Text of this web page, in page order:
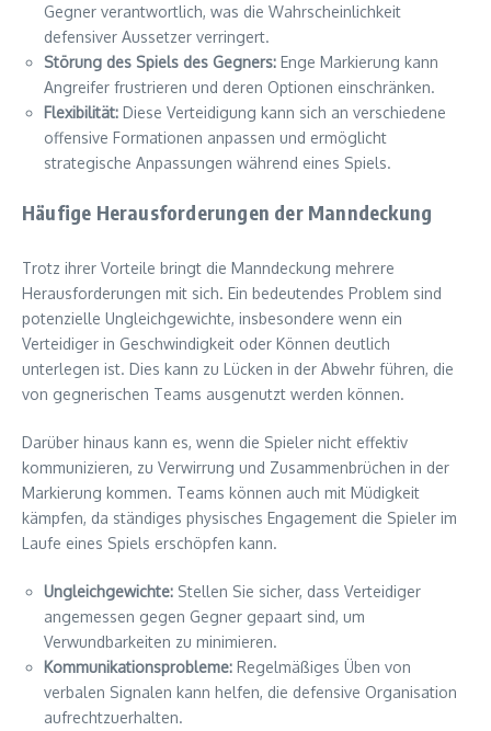
Gegner verantwortlich, was die Wahrscheinlichkeit
defensiver Aussetzer verringert.
Störung des Spiels des Gegners: Enge Markierung kann
Angreifer frustrieren und deren Optionen einschränken.
Flexibilität: Diese Verteidigung kann sich an verschiedene
offensive Formationen anpassen und ermöglicht
strategische Anpassungen während eines Spiels.
Häufige Herausforderungen der Manndeckung
Trotz ihrer Vorteile bringt die Manndeckung mehrere
Herausforderungen mit sich. Ein bedeutendes Problem sind
potenzielle Ungleichgewichte, insbesondere wenn ein
Verteidiger in Geschwindigkeit oder Können deutlich
unterlegen ist. Dies kann zu Lücken in der Abwehr führen, die
von gegnerischen Teams ausgenutzt werden können.
Darüber hinaus kann es, wenn die Spieler nicht effektiv
kommunizieren, zu Verwirrung und Zusammenbrüchen in der
Markierung kommen. Teams können auch mit Müdigkeit
kämpfen, da ständiges physisches Engagement die Spieler im
Laufe eines Spiels erschöpfen kann.
Ungleichgewichte: Stellen Sie sicher, dass Verteidiger
angemessen gegen Gegner gepaart sind, um
Verwundbarkeiten zu minimieren.
Kommunikationsprobleme: Regelmäßiges Üben von
verbalen Signalen kann helfen, die defensive Organisation
aufrechtzuerhalten.